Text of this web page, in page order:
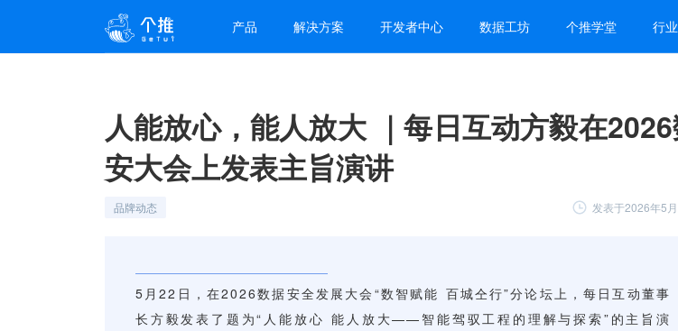
产品 解决方案 开发者中心 数据工坊 个推学堂 行
人能放心，能人放大 ｜每日互动方毅在
安大会上发表主旨演讲
品牌动态 发表于2026年5